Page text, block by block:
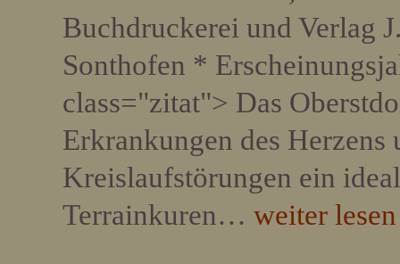
Buchdruckerei und Verlag
Sonthofen *
class="zitat"> Das
Erkrankungen des Herzens
Kreislaufstörungen ein
Terrainkuren… weiter lesen